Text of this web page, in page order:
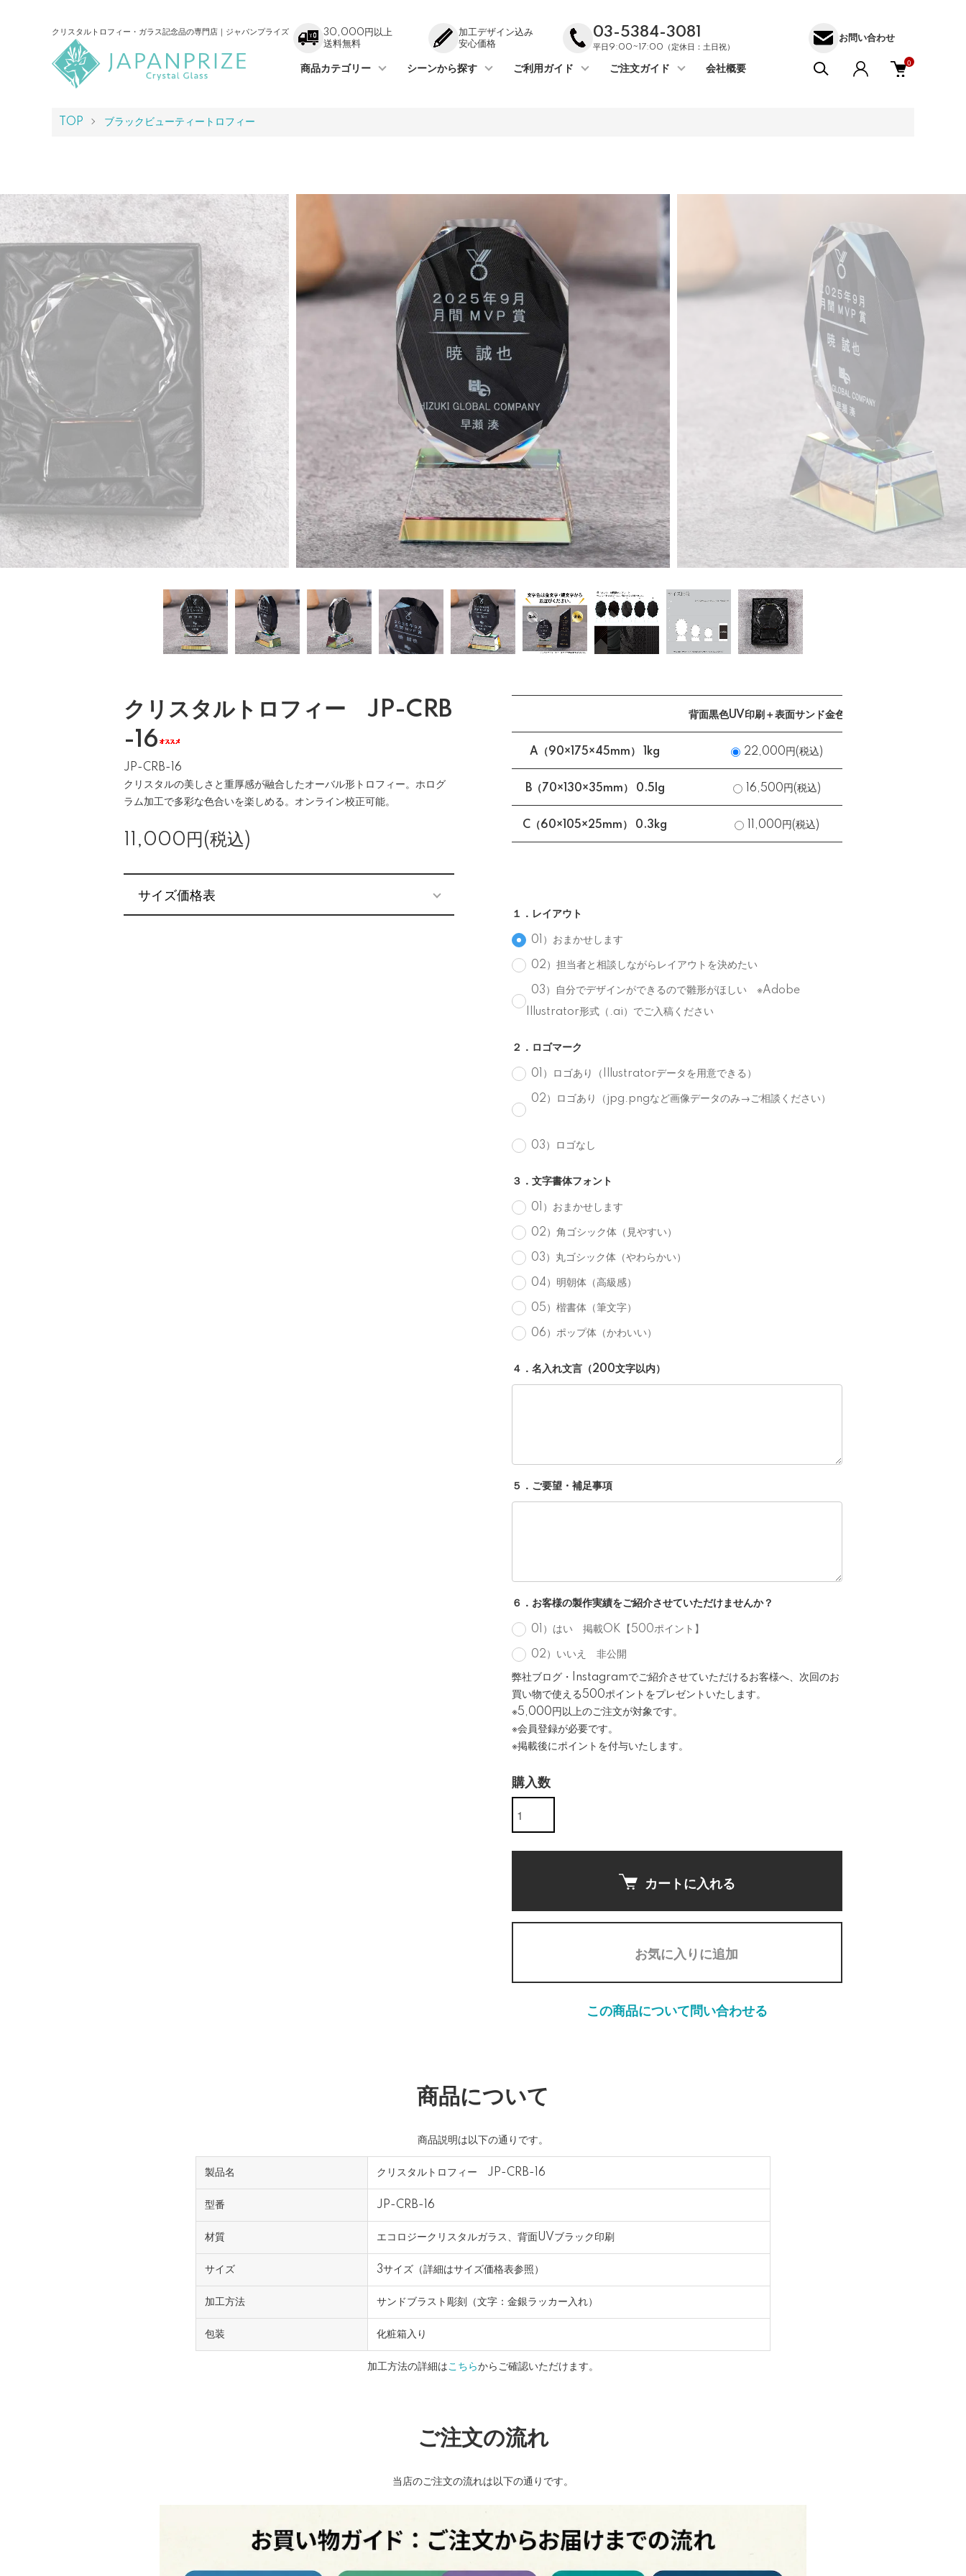
クリスタルトロフィー・ガラス記念品の専門店｜ジャパンプライズ
30,000円以上
送料無料
加工デザイン込み
安心価格
03-5384-3081
平日9:00~17:00（定休日：土日祝）
お問い合わせ
商品カテゴリー シーンから探す ご利用ガイド ご注文ガイド 会社概要
0
TOP ブラックビューティートロフィー
クリスタルトロフィー JP-CRB
-16
JP-CRB-16
クリスタルの美しさと重厚感が融合したオーバル形トロフィー。ホログ
ラム加工で多彩な色合いを楽しめる。オンライン校正可能。
11,000円(税込)
サイズ価格表
背面黒色UV印刷＋表面サンド金色入れ
A（90×175×45mm） 1kg 22,000円(税込)
B（70×130×35mm） 0.5lg 16,500円(税込)
C（60×105×25mm） 0.3kg 11,000円(税込)
１．レイアウト
01）おまかせします
02）担当者と相談しながらレイアウトを決めたい
03）自分でデザインができるので雛形がほしい ※Adobe
Illustrator形式（.ai）でご入稿ください
２．ロゴマーク
01）ロゴあり（Illustratorデータを用意できる）
02）ロゴあり（jpg.pngなど画像データのみ→ご相談ください）
03）ロゴなし
３．文字書体フォント
01）おまかせします
02）角ゴシック体（見やすい）
03）丸ゴシック体（やわらかい）
04）明朝体（高級感）
05）楷書体（筆文字）
06）ポップ体（かわいい）
４．名入れ文言（200文字以内）
５．ご要望・補足事項
６．お客様の製作実績をご紹介させていただけませんか？
01）はい 掲載OK【500ポイント】
02）いいえ 非公開
弊社ブログ・Instagramでご紹介させていただけるお客様へ、次回のお
買い物で使える500ポイントをプレゼントいたします。
※5,000円以上のご注文が対象です。
※会員登録が必要です。
※掲載後にポイントを付与いたします。
購入数
カートに入れる
お気に入りに追加
この商品について問い合わせる
商品について
商品説明は以下の通りです。
製品名 クリスタルトロフィー JP-CRB-16
型番 JP-CRB-16
材質 エコロジークリスタルガラス、背面UVブラック印刷
サイズ 3サイズ（詳細はサイズ価格表参照）
加工方法 サンドブラスト彫刻（文字：金銀ラッカー入れ）
包装 化粧箱入り
加工方法の詳細はこちらからご確認いただけます。
ご注文の流れ
当店のご注文の流れは以下の通りです。